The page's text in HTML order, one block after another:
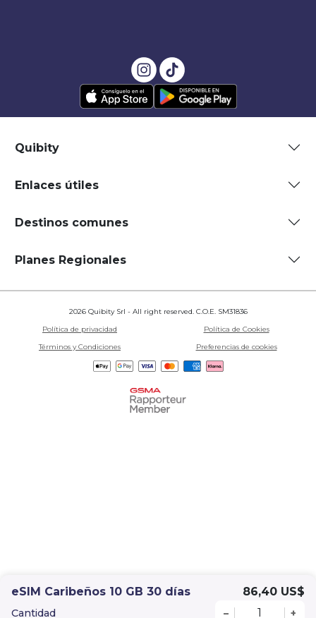
eSIM Caribeños 10 GB 30 días 86,40 US$
Cantidad – +
Quibity
Enlaces útiles
Destinos comunes
Planes Regionales
2026 Quibity Srl - All right reserved. C.O.E. SM31836
Política de privacidad
Política de Cookies
Términos y Condiciones
Preferencias de cookies